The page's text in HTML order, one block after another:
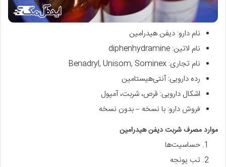
نام دارو: دیفن هیدرامین
نام لاتین: diphenhydramine
نام تجاری: Benadryl, Unisom, Sominex
رده دارویی: آنتی‌هیستامین
اشکال دارویی: قرص، شربت، آمپول
فروش دارو: با نسخه – بدون نسخه
موارد مصرف شربت دیفن هیدرامین
حساسیت‌ها
تب یونجه